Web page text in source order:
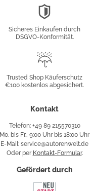
Sicheres Einkaufen durch
DSGVO-Konformität.
Käuferschutz
Trusted Shop Käuferschutz
€100 kostenlos abgesichert.
Kontakt
Telefon: +49 89 215570310
Mo. bis Fr., 9:00 Uhr bis 18:00 Uhr
E-Mail: service@autorenwelt.de
Oder per Kontakt-Formular.
Gefördert durch